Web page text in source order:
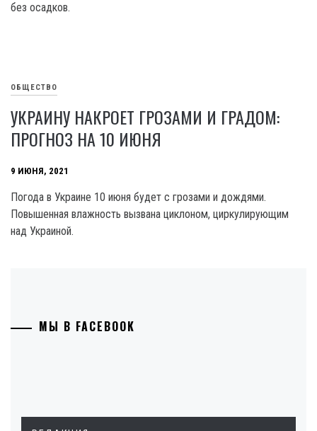
без осадков.
ОБЩЕСТВО
УКРАИНУ НАКРОЕТ ГРОЗАМИ И ГРАДОМ:
ПРОГНОЗ НА 10 ИЮНЯ
9 ИЮНЯ, 2021
Погода в Украине 10 июня будет с грозами и дождями.
Повышенная влажность вызвана циклоном, циркулирующим
над Украиной.
МЫ В FACEBOOK